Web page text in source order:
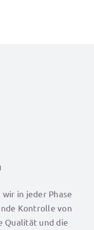
in jeder Phase
Kontrolle von
Qualität und die